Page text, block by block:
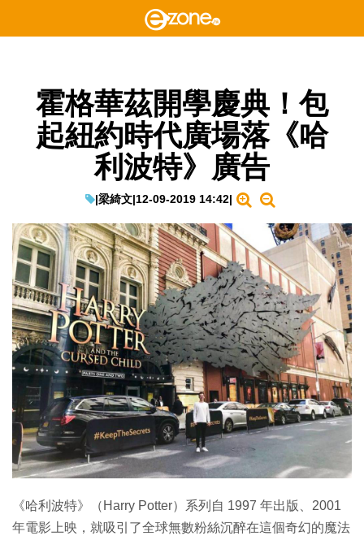
霍格華茲開學慶典！包
起紐約時代廣場落《哈
利波特》廣告
|梁綺文|12-09-2019 14:42|
《哈利波特》（Harry Potter）系列自 1997 年出版、2001
年電影上映，就吸引了全球無數粉絲沉醉在這個奇幻的魔法